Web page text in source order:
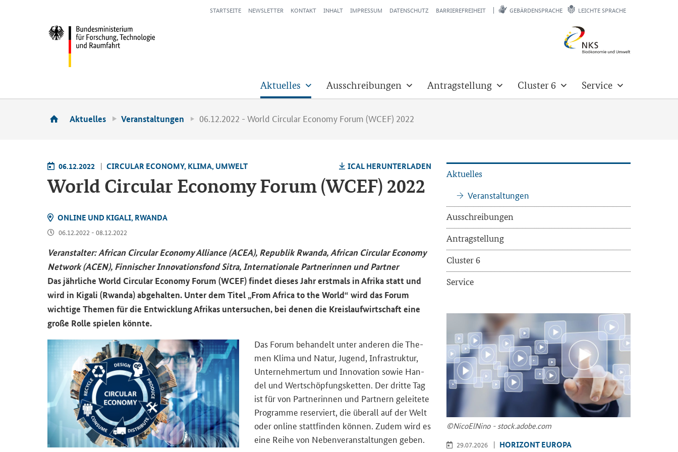
STARTSEITE NEWSLETTER KONTAKT INHALT IMPRESSUM DATENSCHUTZ BARRIEREFREIHEIT GEBÄRDENSPRACHE LEICHTE SPRACHE
Aktuelles Ausschreibungen Antragstellung Cluster 6 Service
Aktuelles Veranstaltungen 06.12.2022 - World Circular Economy Forum (WCEF) 2022
06.12.2022 CIR­CU­LAR ECO­NO­MY, KLIMA, UM­WELT ICAL HER­UN­TER­LA­DEN
World Cir­cu­lar Eco­no­my Forum (WCEF) 2022
ON­LINE UND KI­GA­LI, RWAN­DA
06.12.2022 - 08.12.2022
Ver­an­stal­ter:African Circular Economy Alliance (ACEA), Re­pu­blik Rwan­da,African Circular Economy
Network (ACEN), Fin­ni­scher In­no­va­ti­ons­fond Sitra, In­ter­na­tio­na­le Part­ne­rin­nen und Part­ner
Das jähr­li­che World Circular Economy Forum (WCEF)fin­det die­ses Jahr erst­mals in Afri­ka statt und
wird in Ki­ga­li (Rwan­da) ab­ge­hal­ten. Unter dem Titel „From Africa to the World“ wird das Forum
wich­ti­ge The­men für die Ent­wick­lung Afri­kas un­ter­su­chen, bei denen die Kreis­lauf­wirt­schaft eine
große Rolle spie­len könn­te.
Das Forum be­han­delt unter an­de­ren die The­
men Klima und Natur, Ju­gend, In­fra­struk­tur,
Un­ter­neh­mer­tum und In­no­va­ti­on sowie Han­
del und Wert­schöp­fungs­ket­ten. Der drit­te Tag
ist für von Part­ne­rin­nen und Part­nern ge­lei­te­te
Pro­gram­me re­ser­viert, die über­all auf der Welt
oder on­line statt­fin­den kön­nen. Zudem wird es
eine Reihe von Ne­ben­ver­an­stal­tun­gen geben.
Ak­tu­el­les
Ver­an­stal­tun­gen
Aus­schrei­bun­gen
An­trag­stel­lung
Clus­ter 6
Ser­vice
©Ni­co­ElNi­no - stock.adobe.com
29.07.2026 HO­RI­ZONT EU­RO­PA